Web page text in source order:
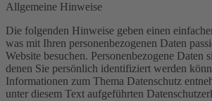
Allgemeine Hinweise
Die folgenden Hinweise geben einen
was mit Ihren personenbezogenen Daten
Website besuchen. Personenbezogene Daten
denen Sie persönlich identifiziert werden
Informationen zum Thema Datenschutz
unter diesem Text aufgeführten